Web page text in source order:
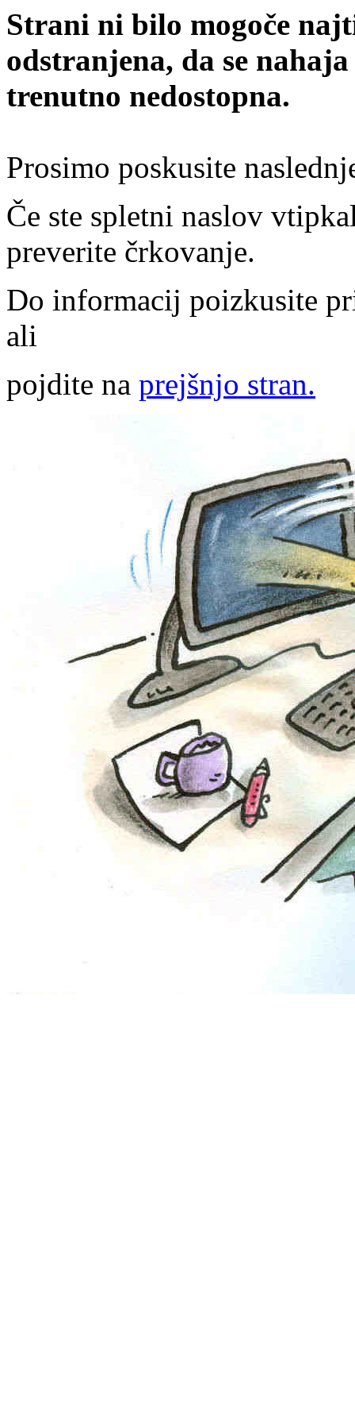
Strani ni bilo mogoče
odstranjena, da se
trenutno nedostopna.
Prosimo poskusite
Če ste spletni naslov
preverite črkovanje.
Do informacij poizkusite
ali
pojdite na prejšnjo stran.